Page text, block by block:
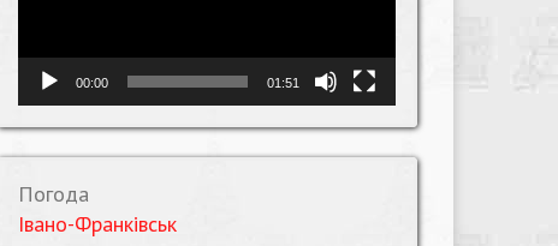
00:00 01:51
Погода
Івано-Франківськ